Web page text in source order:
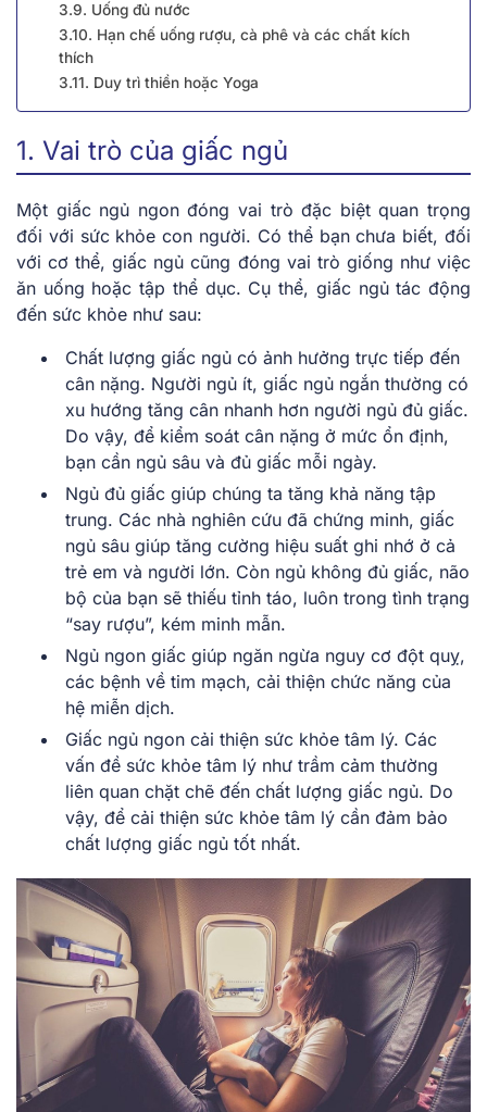
3.9. Uống đủ nước
3.10. Hạn chế uống rượu, cà phê và các chất kích
thích
3.11. Duy trì thiền hoặc Yoga
1. Vai trò của giấc ngủ
Một giấc ngủ ngon đóng vai trò đặc biệt quan trọng
đối với sức khỏe con người. Có thể bạn chưa biết, đối
với cơ thể, giấc ngủ cũng đóng vai trò giống như việc
ăn uống hoặc tập thể dục. Cụ thể, giấc ngủ tác động
đến sức khỏe như sau:
Chất lượng giấc ngủ có ảnh hưởng trực tiếp đến
cân nặng. Người ngủ ít, giấc ngủ ngắn thường có
xu hướng tăng cân nhanh hơn người ngủ đủ giấc.
Do vậy, để kiểm soát cân nặng ở mức ổn định,
bạn cần ngủ sâu và đủ giấc mỗi ngày.
Ngủ đủ giấc giúp chúng ta tăng khả năng tập
trung. Các nhà nghiên cứu đã chứng minh, giấc
ngủ sâu giúp tăng cường hiệu suất ghi nhớ ở cả
trẻ em và người lớn. Còn ngủ không đủ giấc, não
bộ của bạn sẽ thiếu tỉnh táo, luôn trong tình trạng
“say rượu”, kém minh mẫn.
Ngủ ngon giấc giúp ngăn ngừa nguy cơ đột quỵ,
các bệnh về tim mạch, cải thiện chức năng của
hệ miễn dịch.
Giấc ngủ ngon cải thiện sức khỏe tâm lý. Các
vấn đề sức khỏe tâm lý như trầm cảm thường
liên quan chặt chẽ đến chất lượng giấc ngủ. Do
vậy, để cải thiện sức khỏe tâm lý cần đảm bảo
chất lượng giấc ngủ tốt nhất.